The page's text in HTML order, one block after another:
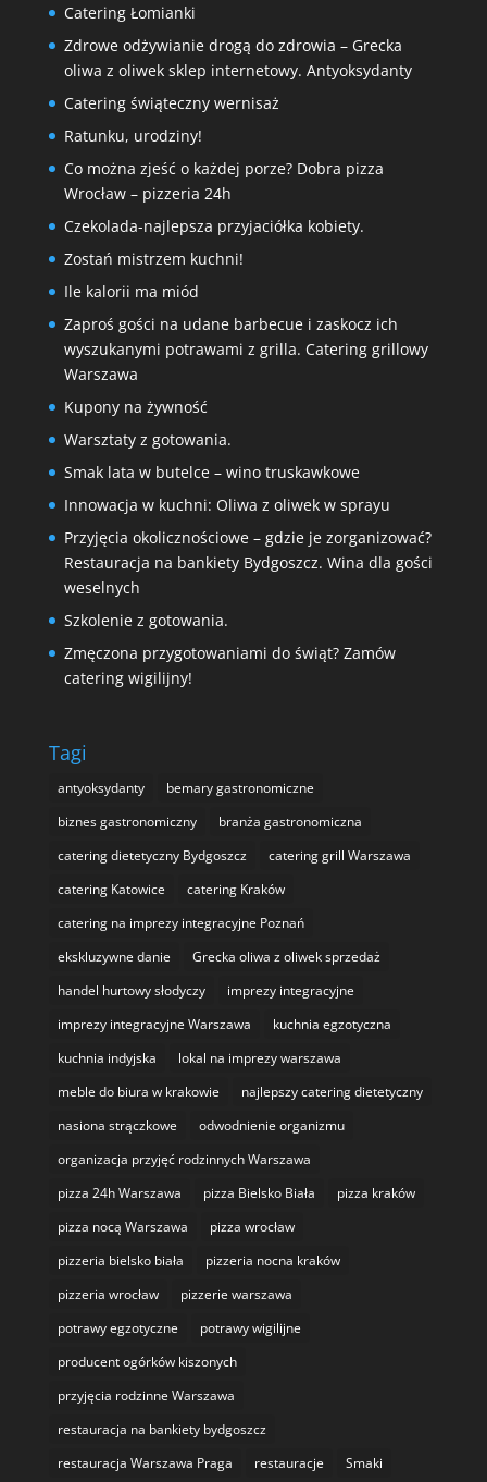
Catering Łomianki
Zdrowe odżywianie drogą do zdrowia – Grecka
oliwa z oliwek sklep internetowy. Antyoksydanty
Catering świąteczny wernisaż
Ratunku, urodziny!
Co można zjeść o każdej porze? Dobra pizza
Wrocław – pizzeria 24h
Czekolada-najlepsza przyjaciółka kobiety.
Zostań mistrzem kuchni!
Ile kalorii ma miód
Zaproś gości na udane barbecue i zaskocz ich
wyszukanymi potrawami z grilla. Catering grillowy
Warszawa
Kupony na żywność
Warsztaty z gotowania.
Smak lata w butelce – wino truskawkowe
Innowacja w kuchni: Oliwa z oliwek w sprayu
Przyjęcia okolicznościowe – gdzie je zorganizować?
Restauracja na bankiety Bydgoszcz. Wina dla gości
weselnych
Szkolenie z gotowania.
Zmęczona przygotowaniami do świąt? Zamów
catering wigilijny!
Tagi
antyoksydanty
bemary gastronomiczne
biznes gastronomiczny
branża gastronomiczna
catering dietetyczny Bydgoszcz
catering grill Warszawa
catering Katowice
catering Kraków
catering na imprezy integracyjne Poznań
ekskluzywne danie
Grecka oliwa z oliwek sprzedaż
handel hurtowy słodyczy
imprezy integracyjne
imprezy integracyjne Warszawa
kuchnia egzotyczna
kuchnia indyjska
lokal na imprezy warszawa
meble do biura w krakowie
najlepszy catering dietetyczny
nasiona strączkowe
odwodnienie organizmu
organizacja przyjęć rodzinnych Warszawa
pizza 24h Warszawa
pizza Bielsko Biała
pizza kraków
pizza nocą Warszawa
pizza wrocław
pizzeria bielsko biała
pizzeria nocna kraków
pizzeria wrocław
pizzerie warszawa
potrawy egzotyczne
potrawy wigilijne
producent ogórków kiszonych
przyjęcia rodzinne Warszawa
restauracja na bankiety bydgoszcz
restauracja Warszawa Praga
restauracje Smaki